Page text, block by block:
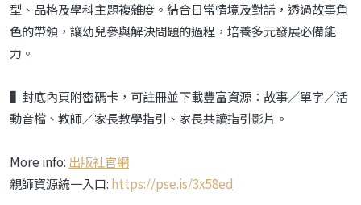
型、品格及學科主題複雜度。結合日常情境及對話，透過故事角
色的帶領，讓幼兒參與解決問題的過程，培養多元發展必備能
力。
▌封底內頁附密碼卡，可註冊並下載豐富資源：故事／單字／活
動音檔、教師／家長教學指引、家長共讀指引影片。
More info: 出版社官網
親師資源統一入口: https://pse.is/3x58ed